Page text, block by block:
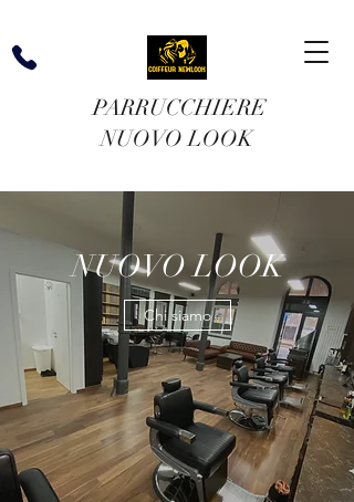
PARRUCCHIERE
NUOVO LOOK
NUOVO LOOK
Chi siamo